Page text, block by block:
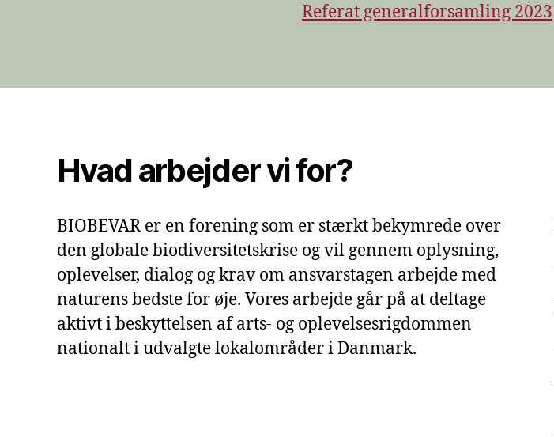
Referat generalforsamling 2023
Hvad arbejder vi for?
BIOBEVAR er en forening som er stærkt bekymrede over
den globale biodiversitetskrise og vil gennem oplysning,
oplevelser, dialog og krav om ansvarstagen arbejde med
naturens bedste for øje. Vores arbejde går på at deltage
aktivt i beskyttelsen af arts- og oplevelsesrigdommen
nationalt i udvalgte lokalområder i Danmark.